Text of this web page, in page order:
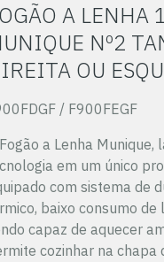
A LENHA
Nº2
OU
/ F900FEGF
a Lenha
em um único
com sistema de
baixo consumo
capaz de aquecer
cozinhar na chapa